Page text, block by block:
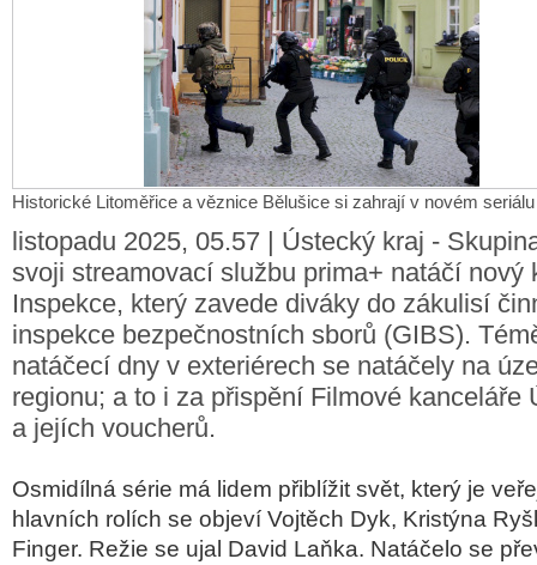
Historické Litoměřice a věznice Bělušice si zahrají v novém
listopadu 2025, 05.57 | Ústecký kraj -
svoji streamovací službu prima+ natáčí nový
Inspekce, který zavede diváky do zákulisí
inspekce bezpečnostních sborů (GIBS).
natáčecí dny v exteriérech se natáčely na
regionu; a to i za přispění Filmové kanceláře
a jejích voucherů.
Osmidílná série má lidem přiblížit svět, který je
hlavních rolích se objeví Vojtěch Dyk, Kristýna
Finger. Režie se ujal David Laňka. Natáčelo se